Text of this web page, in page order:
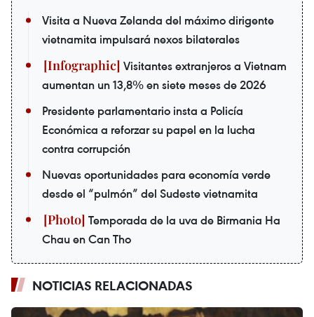
Visita a Nueva Zelanda del máximo dirigente
vietnamita impulsará nexos bilaterales
Visitantes extranjeros a Vietnam
aumentan un 13,8% en siete meses de 2026
Presidente parlamentario insta a Policía
Económica a reforzar su papel en la lucha
contra corrupción
Nuevas oportunidades para economía verde
desde el “pulmón” del Sudeste vietnamita
Temporada de la uva de Birmania Ha
Chau en Can Tho
NOTICIAS RELACIONADAS